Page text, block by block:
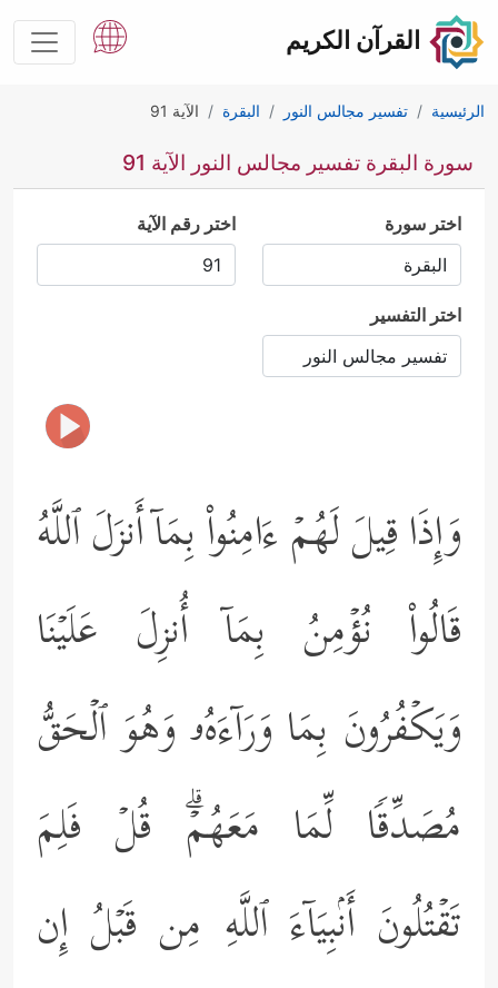
القرآن الكريم
الرئيسية تفسير مجالس النور البقرة الآية 91
سورة البقرة تفسير مجالس النور الآية 91
اختر سورة اختر رقم الآية
اختر التفسير
وَإِذَا قِیلَ لَهُمۡ ءَامِنُواْ بِمَاۤ أَنزَلَ ٱللَّهُ
قَالُواْ نُؤۡمِنُ بِمَاۤ أُنزِلَ عَلَیۡنَا
وَیَكۡفُرُونَ بِمَا وَرَاۤءَهُۥ وَهُوَ ٱلۡحَقُّ
مُصَدِّقࣰا لِّمَا مَعَهُمۡۗ قُلۡ فَلِمَ
تَقۡتُلُونَ أَنۢبِیَاۤءَ ٱللَّهِ مِن قَبۡلُ إِن